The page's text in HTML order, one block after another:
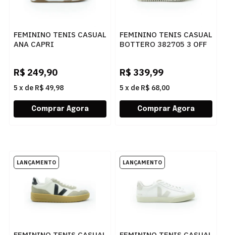
FEMININO TENIS CASUAL
ANA CAPRI
R$ 249,90
5 x de R$ 49,98
FEMININO TENIS CASUAL
BOTTERO 382705 3 OFF
R$ 339,99
5 x de R$ 68,00